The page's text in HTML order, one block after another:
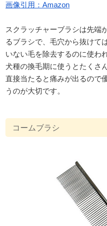
画像引用：Amazon
スクラッチャーブラシは先端
るブラシで、毛穴から抜けて
いない毛を除去するのに使わ
犬種の換毛期に使うとたくさ
直接当たると痛みが出るので
うのが大切です。
コームブラシ